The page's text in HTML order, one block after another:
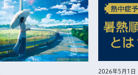
2026年5月1日